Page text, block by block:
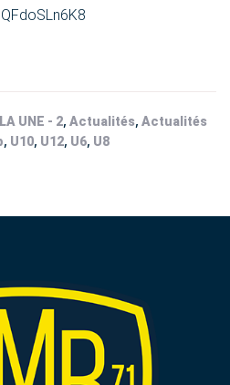
UNE - 2, Actualités, Actualités
, U10, U12, U6, U8